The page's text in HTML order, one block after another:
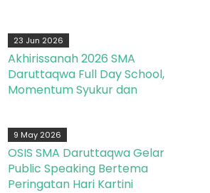
23 Jun 2026
Akhirissanah 2026 SMA
Daruttaqwa Full Day School,
Momentum Syukur dan
9 May 2026
OSIS SMA Daruttaqwa Gelar
Public Speaking Bertema
Peringatan Hari Kartini